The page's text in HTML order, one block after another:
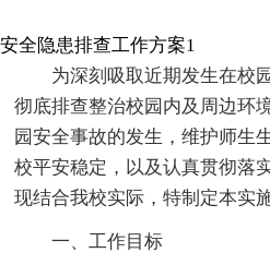
安全隐患排查工作方案1
为深刻吸取近期发生在校
彻底排查整治校园内及周边环
园安全事故的发生，维护师生
校平安稳定，以及认真贯彻落
现结合我校实际，特制定本实
一、工作目标